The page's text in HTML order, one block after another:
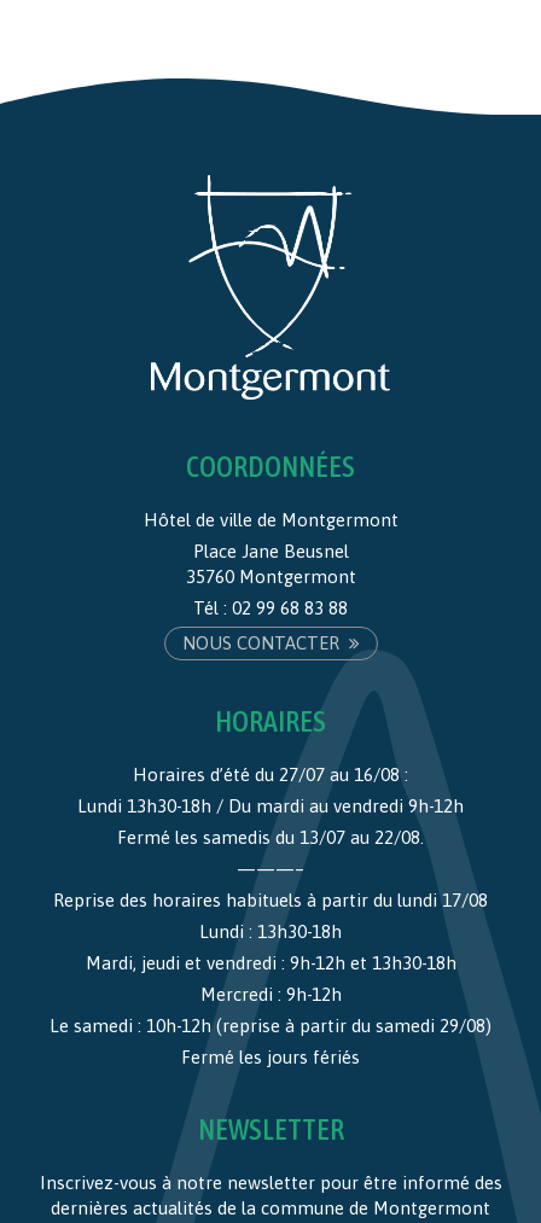
COORDONNÉES
Hôtel de ville de Montgermont
Place Jane Beusnel
35760 Montgermont
Tél : 02 99 68 83 88
NOUS CONTACTER
HORAIRES
Horaires d’été du 27/07 au 16/08 :
Lundi 13h30-18h / Du mardi au vendredi 9h-12h
Fermé les samedis du 13/07 au 22/08.
———–
Reprise des horaires habituels à partir du lundi 17/08
Lundi : 13h30-18h
Mardi, jeudi et vendredi : 9h-12h et 13h30-18h
Mercredi : 9h-12h
Le samedi : 10h-12h (reprise à partir du samedi 29/08)
Fermé les jours fériés
NEWSLETTER
Inscrivez-vous à notre newsletter pour être informé des
dernières actualités de la commune de Montgermont